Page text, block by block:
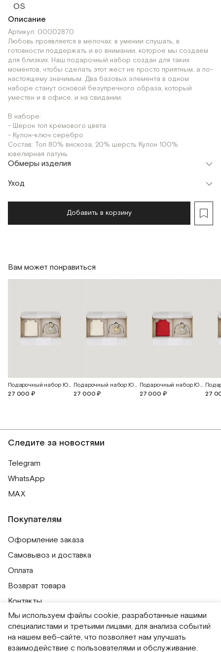
OS
Описание
Артикул: 00002870
Любовь проявляется в мелочах: в умении слушать, в
готовности поддержать и во внимании, которое мы создаем
для близких. Наш подарочный набор создан для таких
моментов, чтобы сделать этот жест не просто приятным, а по-
настоящему значимым. Два базовых элемента в одном
наборе станут основой безупречного образа, который
уместен и в офисе, и на свидании.
В наборе:
- Шерон топ кремового цвета
- Кулон-ключ серебро
Состав: Топ 80% вискоза, 20% шерсть Кулон 100%
ювелирная латунь
Обмеры изделия
Уход
Добавить в корзину
Вам может понравиться
Подарочный набор Юна
27 000 ₽
Подарочный набор Юна
27 000 ₽
Подарочный набор Юна
27 000 ₽
27
Следите за новостями
Telegram
WhatsApp
MAX
Покупателям
Оформление заказа
Самовывоз и доставка
Оплата
Возврат товара
Контакты
Публичная оферта
Политика обработки персональных данных
Политика использования сессионных файлов
Мы используем файлы cookie, разработанные нашими
специалистами и третьими лицами, для анализа событий
на нашем веб-сайте, что позволяет нам улучшать
взаимодействие с пользователями и обслуживание.